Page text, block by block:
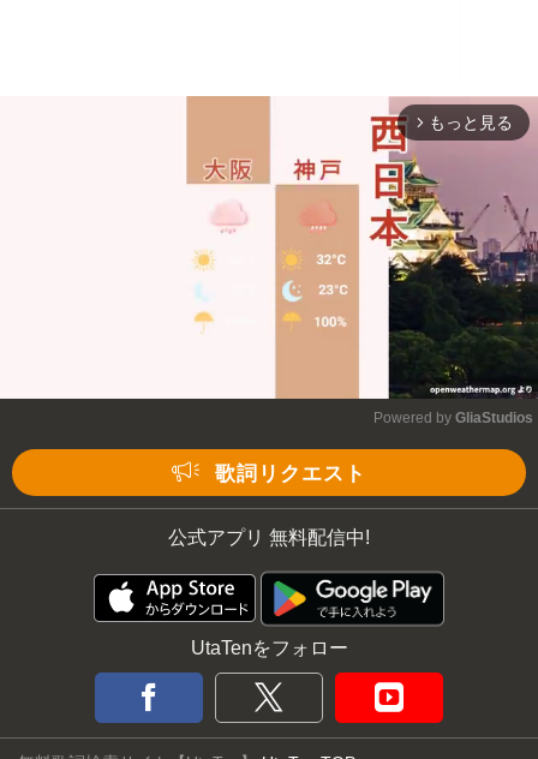
arrow_forward_ios もっと見る
Powered by GliaStudios
歌詞リクエスト
公式アプリ 無料配信中!
UtaTenをフォロー